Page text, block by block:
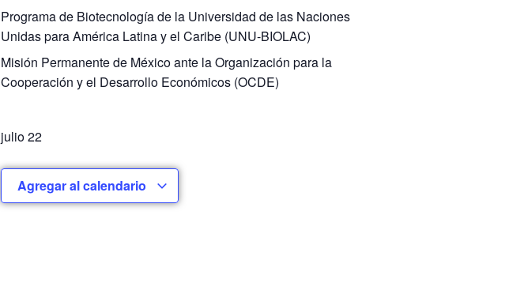
Programa de Biotecnología de la Universidad de las Naciones
Unidas para América Latina y el Caribe (UNU-BIOLAC)
Misión Permanente de México ante la Organización para la
Cooperación y el Desarrollo Económicos (OCDE)
julio 22
Agregar al calendario